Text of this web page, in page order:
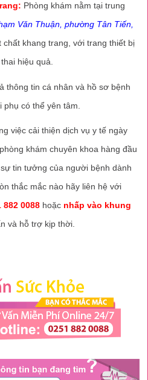
Phòng khám nằm tại trung
Văn Thuận, phường Tân Tiến,
chất khang trang, với trang thiết bị
hiệu quả.
thông tin cá nhân và hồ sơ bệnh
có thể yên tâm.
việc cải thiện dịch vụ y tế ngày
khám chuyên khoa hàng đầu
tin tưởng của người bệnh dành
thắc mắc nào hãy liên hệ với
882 0088 hoặc nhấp vào khung
và hỗ trợ kịp thời.